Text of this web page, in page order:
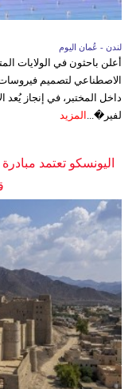
لندن - عُمان اليوم
أعلن باحثون في الولايات
الاصطناعي لتصميم فيروسات
داخل المختبر، في إنجاز
لفير�... المزيد
اليونسكو تعتمد